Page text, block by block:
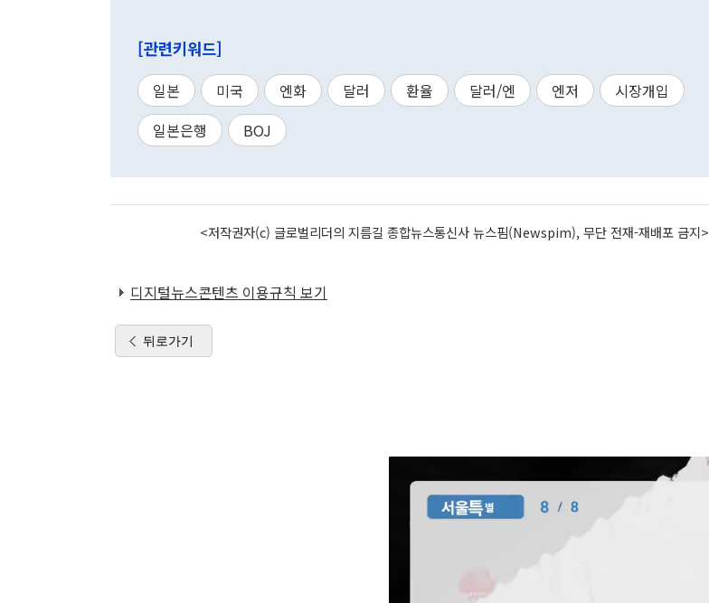
[관련키워드]
일본 미국 엔화 달러 환율 달러/엔 엔저
시장개입
일본은행
BOJ
<저작권자(c) 글로벌리더의 지름길 종합뉴스통신사 뉴스핌(Newspim), 무단 전재-재배포 금지>
디지털뉴스콘텐츠 이용규칙 보기
뒤로가기